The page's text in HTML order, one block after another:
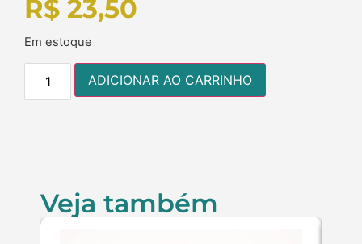
R$ 23,50
Em estoque
ADICIONAR AO CARRINHO
Veja também